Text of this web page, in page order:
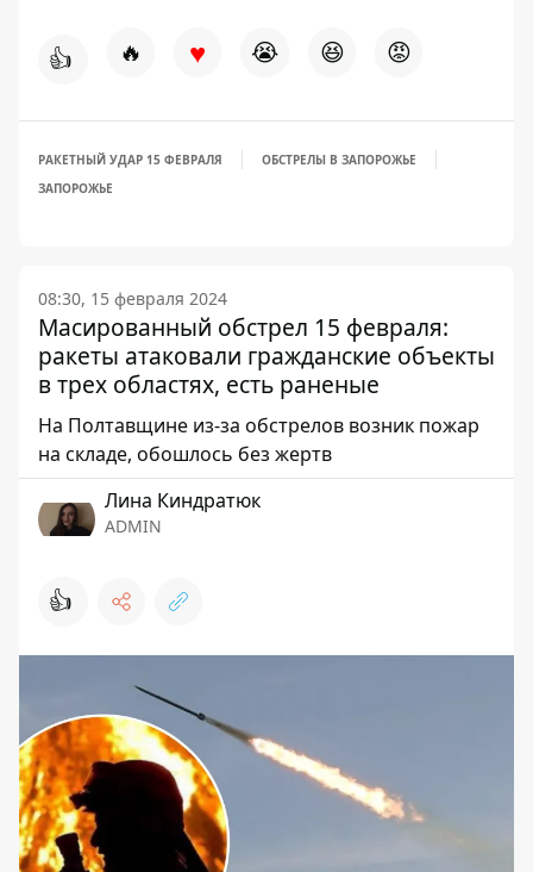
👍 🔥 ♥ 😭 😆 😡
РАКЕТНЫЙ УДАР 15 ФЕВРАЛЯ
ОБСТРЕЛЫ В ЗАПОРОЖЬЕ
ЗАПОРОЖЬЕ
08:30, 15 февраля 2024
Масированный обстрел 15 февраля:
ракеты атаковали гражданские объекты
в трех областях, есть раненые
На Полтавщине из-за обстрелов возник пожар
на складе, обошлось без жертв
Лина Киндратюк
ADMIN
👍